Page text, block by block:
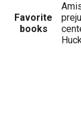
Favorite
books